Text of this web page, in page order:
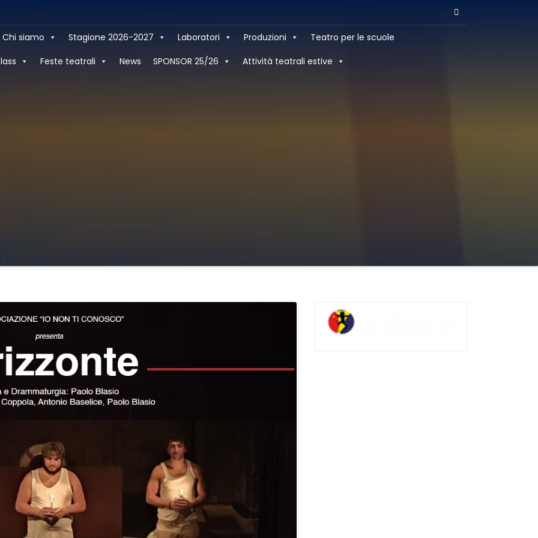
Chi siamo Stagione 2026-2027 Laboratori Produzioni
Teatro per le scuole
Feste teatrali News SPONSOR 25/26 Attività teatrali estive